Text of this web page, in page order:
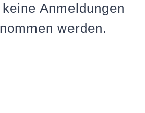
Anmeldungen
werden.